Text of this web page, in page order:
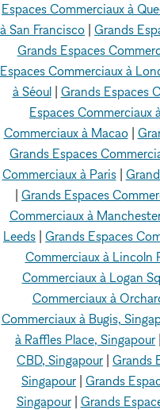
Espaces Commerciaux à
à San Francisco Grands
Grands Espaces
Espaces Commerciaux à
à Séoul| Grands Espaces
Espaces Commerciaux
Commerciaux à Macao|
Grands Espaces
Commerciaux à Paris|
Grands Espaces
Commerciaux à
Leeds Grands Espaces
Commerciaux à Lincoln
Commerciaux à Logan
Commerciaux à
Commerciaux à Bugis,
à Raffles Place, Singapour
CBD, Singapour Grands
Singapour Grands
Singapour| Grands